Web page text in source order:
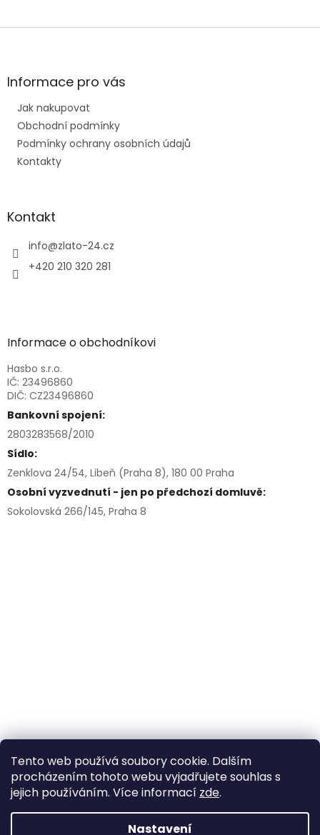
Tento web používá soubory cookie. Dalším
procházením tohoto webu vyjadřujete souhlas s
jejich používáním. Více informací zde.
Nastavení
Z
aInformace pro vás
Jak nakupovat
Obchodní podmínky
Podmínky ochrany osobních údajů
Kontakty
Kontakt
info@zlato-24.cz
+420 210 320 281
Informace o obchodníkovi
Hasbo s.r.o.
IČ: 23496860
DIČ: CZ23496860
Bankovní spojení:
2803283568/2010
Sídlo:
Zenklova 24/54, Libeň (Praha 8), 180 00 Praha
Osobní vyzvednutí - jen po předchozí domluvě:
Sokolovská 266/145, Praha 8